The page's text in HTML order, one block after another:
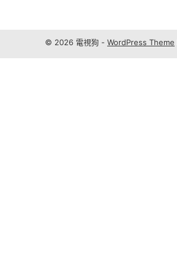
© 2026 電視狗 - WordPress Theme